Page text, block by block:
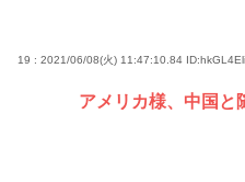
19 : 2021/06/08(火) 11:47:10.84
アメリカ様、中国と